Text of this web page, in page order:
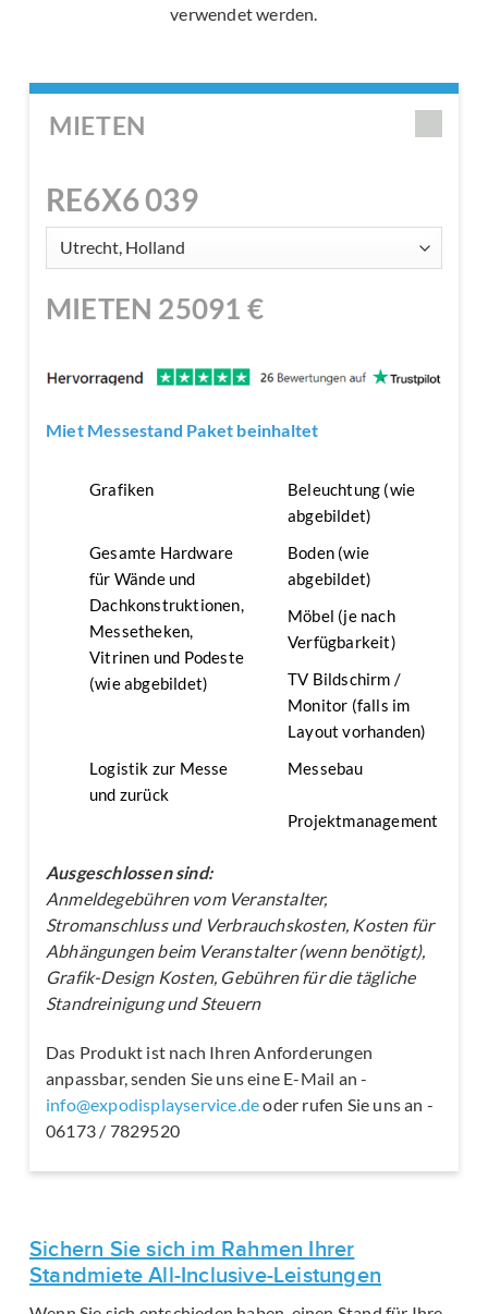
verwendet werden.
MIETEN
RE6X6 039
MIETEN 25091 €
Miet Messestand Paket beinhaltet
Grafiken
Beleuchtung (wie
abgebildet)
Gesamte Hardware
für Wände und
Dachkonstruktionen,
Messetheken,
Vitrinen und Podeste
(wie abgebildet)
Boden (wie
abgebildet)
Möbel (je nach
Verfügbarkeit)
TV Bildschirm /
Monitor (falls im
Layout vorhanden)
Logistik zur Messe
und zurück
Messebau
Projektmanagement
Ausgeschlossen sind:
Anmeldegebühren vom Veranstalter,
Stromanschluss und Verbrauchskosten, Kosten für
Abhängungen beim Veranstalter (wenn benötigt),
Grafik-Design Kosten, Gebühren für die tägliche
Standreinigung und Steuern
Das Produkt ist nach Ihren Anforderungen
anpassbar, senden Sie uns eine E-Mail an -
info@expodisplayservice.deoder rufen Sie uns an -
06173 / 7829520
Sichern Sie sich im Rahmen Ihrer
Standmiete All-Inclusive-Leistungen